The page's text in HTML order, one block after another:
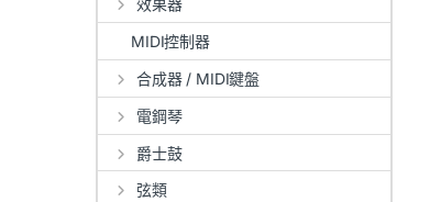
效果器
MIDI控制器
合成器 / MIDI鍵盤
電鋼琴
爵士鼓
弦類